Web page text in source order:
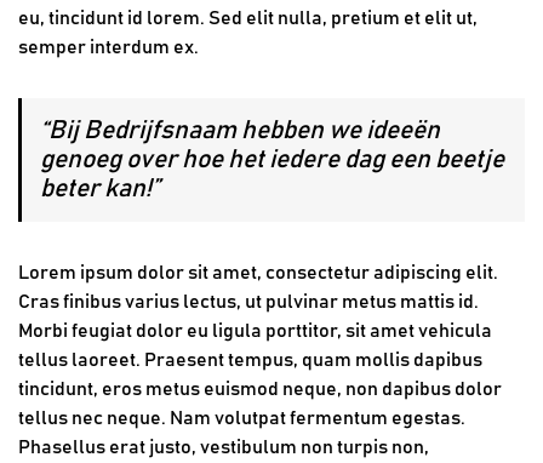
eu, tincidunt id lorem. Sed elit nulla, pretium et elit ut,
semper interdum ex.
“Bij Bedrijfsnaam hebben we ideeën
genoeg over hoe het iedere dag een beetje
beter kan!”
Lorem ipsum dolor sit amet, consectetur adipiscing elit.
Cras finibus varius lectus, ut pulvinar metus mattis id.
Morbi feugiat dolor eu ligula porttitor, sit amet vehicula
tellus laoreet. Praesent tempus, quam mollis dapibus
tincidunt, eros metus euismod neque, non dapibus dolor
tellus nec neque. Nam volutpat fermentum egestas.
Phasellus erat justo, vestibulum non turpis non,